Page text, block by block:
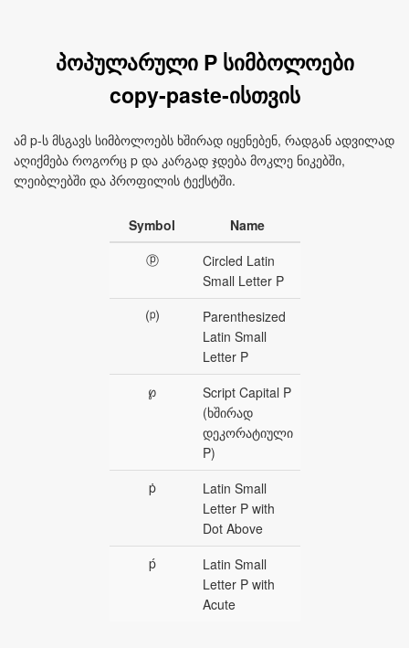
პოპულარული P სიმბოლოები
copy‑paste‑ისთვის
ამ p‑ს მსგავს სიმბოლოებს ხშირად იყენებენ, რადგან ადვილად
აღიქმება როგორც p და კარგად ჯდება მოკლე ნიკებში,
ლეიბლებში და პროფილის ტექსტში.
Symbol
Name
ⓟ
Circled Latin
Small Letter P
⒫
Parenthesized
Latin Small
Letter P
℘
Script Capital P
(ხშირად
დეკორატიული
P)
ṗ
Latin Small
Letter P with
Dot Above
ṕ
Latin Small
Letter P with
Acute